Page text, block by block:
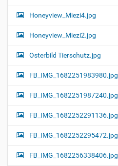
Honeyview_Miezi4.jpg
Honeyview_Miezi2.jpg
Osterbild Tierschutz.jpg
FB_IMG_1682251983980.jpg
FB_IMG_1682251987240.jpg
FB_IMG_1682252291136.jpg
FB_IMG_1682252295472.jpg
FB_IMG_1682256338406.jpg